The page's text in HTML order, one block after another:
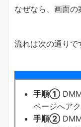
なぜなら、画面の
流れは次の通りで
手順①
ページへア
手順②